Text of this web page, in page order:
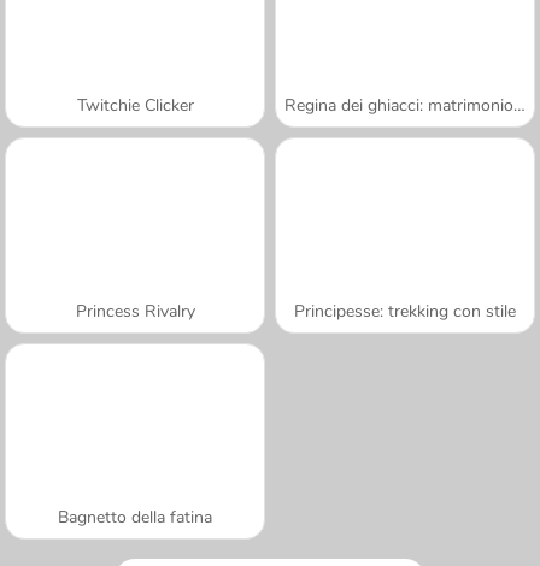
Twitchie Clicker Regina dei ghiacci: matrimonio rovinato
Princess Rivalry Principesse: trekking con stile
Bagnetto della fatina